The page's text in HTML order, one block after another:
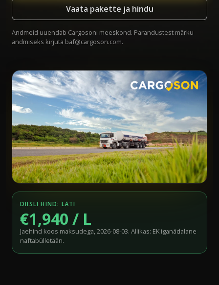
Vaata pakette ja hindu
Andmeid uuendab Cargosoni meeskond. Parandustest märku
andmiseks kirjuta baf@cargoson.com.
DIISLI HIND: LÄTI
€1,940 / L
Jaehind koos maksudega, 2026-08-03. Allikas: EK iganädalane
naftabülletään.